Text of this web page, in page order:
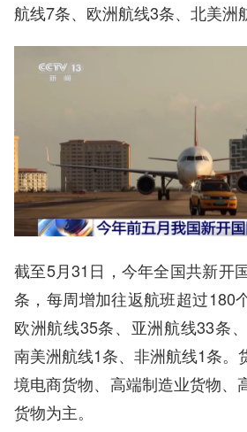
航线7条、欧洲航线3条、北美洲
截至5月31日，今年全国共新开
条，每周增加往返航班超过180
欧洲航线35条、亚洲航线33条
南美洲航线1条、非洲航线1条。
境电商货物、高端制造业货物、
货物为主。